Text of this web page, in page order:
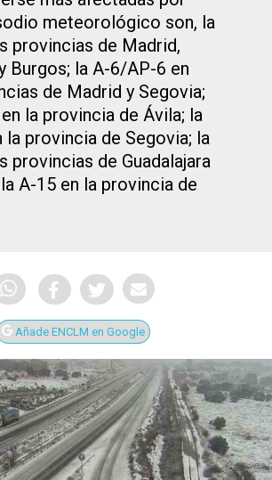
meteorológico son, la
provincias de Madrid,
Burgos; la A-6/AP-6 en
de Madrid y Segovia;
la provincia de Ávila; la
la provincia de Segovia; la
provincias de Guadalajara
A-15 en la provincia de
Añade ENCLM en Google